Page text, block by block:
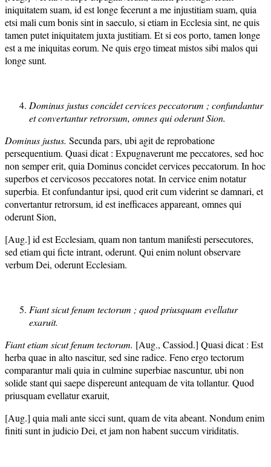
iniquitatem suam, id est longe fecerunt a me injustitiam suam, quia
etsi mali cum bonis sint in saeculo, si etiam in Ecclesia sint, ne quis
tamen putet iniquitatem juxta justitiam. Et si eos porto, tamen longe
est a me iniquitas eorum. Ne quis ergo timeat mistos sibi malos qui
longe sunt.
Dominus justus concidet cervices peccatorum ; confundantur
et convertantur retrorsum, omnes qui oderunt Sion.
Dominus justus. Secunda pars, ubi agit de reprobatione
persequentium. Quasi dicat : Expugnaverunt me peccatores, sed hoc
non semper erit, quia Dominus concidet cervices peccatorum. In hoc
superbos et cervicosos peccatores notat. In cervice enim notatur
superbia. Et confundantur ipsi, quod erit cum viderint se damnari, et
convertantur retrorsum, id est inefficaces appareant, omnes qui
oderunt Sion,
[Aug.] id est Ecclesiam, quam non tantum manifesti persecutores,
sed etiam qui ficte intrant, oderunt. Qui enim nolunt observare
verbum Dei, oderunt Ecclesiam.
Fiant sicut fenum tectorum ; quod priusquam evellatur
exaruit.
Fiant etiam sicut fenum tectorum. [Aug., Cassiod.] Quasi dicat : Est
herba quae in alto nascitur, sed sine radice. Feno ergo tectorum
comparantur mali quia in culmine superbiae nascuntur, ubi non
solide stant qui saepe dispereunt antequam de vita tollantur. Quod
priusquam evellatur exaruit,
[Aug.] quia mali ante sicci sunt, quam de vita abeant. Nondum enim
finiti sunt in judicio Dei, et jam non habent succum viriditatis.